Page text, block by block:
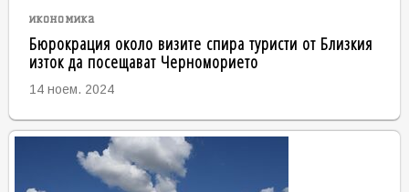
икономика
Бюрокрация около визите спира туристи от Близкия
изток да посещават Черноморието
14 ноем. 2024